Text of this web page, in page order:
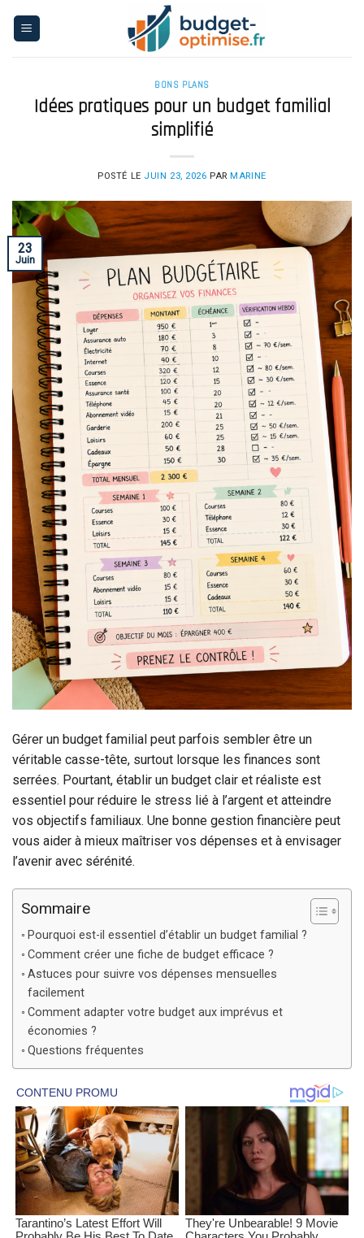
BONS PLANS
Idées pratiques pour un budget familial
simplifié
POSTÉ LE JUIN 23, 2026 PARMARINE
23
Juin
Gérer un budget familial peut parfois sembler être un
véritable casse-tête, surtout lorsque les finances sont
serrées. Pourtant, établir un budget clair et réaliste est
essentiel pour réduire le stress lié à l’argent et atteindre
vos objectifs familiaux. Une bonne gestion financière peut
vous aider à mieux maîtriser vos dépenses et à envisager
l’avenir avec sérénité.
Sommaire
Pourquoi est-il essentiel d’établir un budget familial ?
Comment créer une fiche de budget efficace ?
Astuces pour suivre vos dépenses mensuelles
facilement
Comment adapter votre budget aux imprévus et
économies ?
Questions fréquentes